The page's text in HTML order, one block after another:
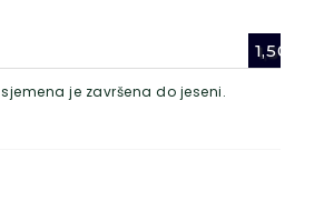
1,50
je završena do jeseni.